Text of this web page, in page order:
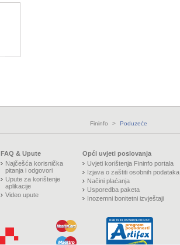
Fininfo > Poduzeće
FAQ & Upute
Najčešća korisnička
pitanja i odgovori
Upute za korištenje
aplikacije
Video upute
Opći uvjeti poslovanja
Uvjeti korištenja Fininfo portala
Izjava o zaštiti osobnih podataka
Načini plaćanja
Usporedba paketa
Inozemni bonitetni izvještaji